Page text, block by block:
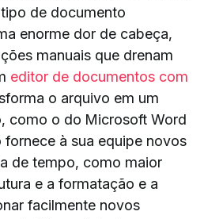
de documento
enorme dor de cabeça,
manuais que drenam
editor de documentos com
o arquivo em um
como o do Microsoft Word
fornece à sua equipe novos
de tempo, como maior
e a formatação e a
facilmente novos